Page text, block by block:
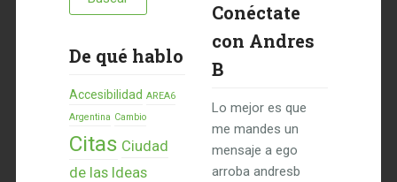
De qué hablo
Accesibilidad AREA6
Argentina Cambio
Citas Ciudad
de las Ideas
Conéctate
con Andres
B
Lo mejor es que
me mandes un
mensaje a ego
arroba andresb